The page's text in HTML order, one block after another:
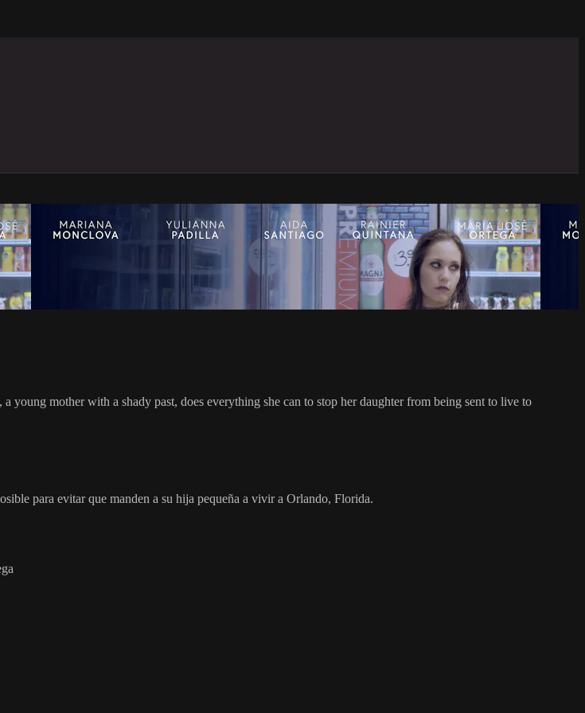
mother with a shady past, does everything she can to stop her daughter from being sent to live to
para evitar que manden a su hija pequeña a vivir a Orlando, Florida.